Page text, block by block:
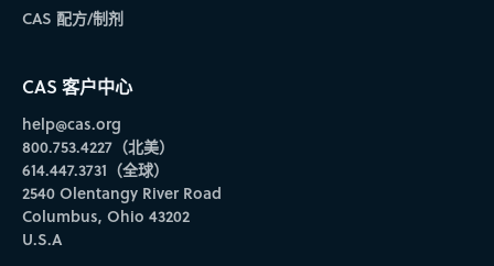
CAS 配方/制剂
CAS 客户中心
help@cas.org
800.753.4227（北美）
614.447.3731（全球）
2540 Olentangy River Road
Columbus, Ohio 43202
U.S.A